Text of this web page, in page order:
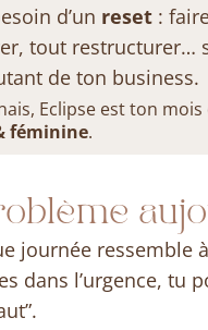
d’un reset :
tout restructurer…
de ton business.
Eclipse est ton
féminine.
journée ressemble
dans l’urgence, tu